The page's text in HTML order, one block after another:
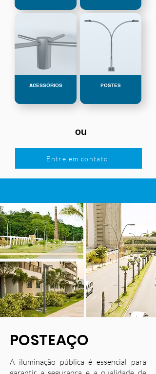
ACESSÓRIOS POSTES
ou
Entre em contato
POSTEAÇO
A iluminação pública é essencial para